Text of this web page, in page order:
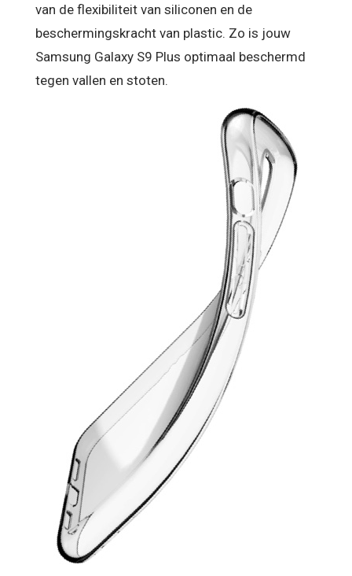
van de flexibiliteit van siliconen en de
beschermingskracht van plastic. Zo is jouw
Samsung Galaxy S9 Plus optimaal beschermd
tegen vallen en stoten.